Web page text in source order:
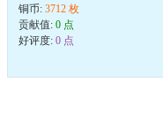
铜币: 3712 枚
贡献值: 0 点
好评度: 0 点